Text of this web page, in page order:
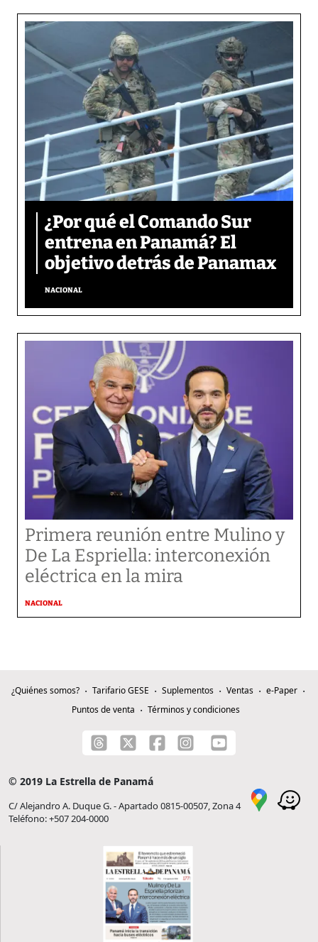
¿Por qué el Comando Sur
entrena en Panamá? El
objetivo detrás de Panamax
NACIONAL
Primera reunión entre Mulino y
De La Espriella: interconexión
eléctrica en la mira
NACIONAL
¿Quiénes somos? Tarifario GESE Suplementos Ventas
e-Paper
Puntos de venta
Términos y condiciones
© 2019 La Estrella de Panamá
C/ Alejandro A. Duque G. - Apartado 0815-00507, Zona 4
Teléfono: +507 204-0000